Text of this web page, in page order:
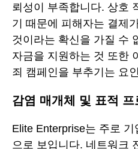
뢰성이 부족합니다. 상호
기 때문에 피해자는 결제
것이라는 확신을 가질 수
자금을 지원하는 것 또한
죄 캠페인을 부추기는 요
감염 매개체 및 표적 프
Elite Enterprise는 주로
으로 보입니다. 네트워크